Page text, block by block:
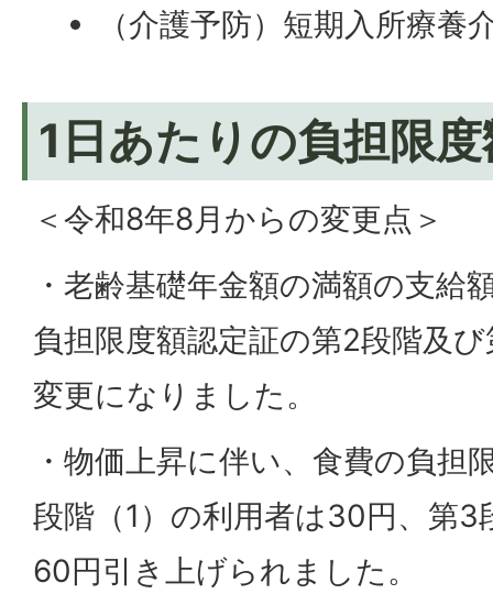
（介護予防）短期入所療養
1日あたりの負担限
＜令和8年8月からの変更点＞
・老齢基礎年金額の満額の支給
負担限度額認定証の第2段階及
変更になりました。
・物価上昇に伴い、食費の負担
段階（1）の利用者は30円、第3
60円引き上げられました。